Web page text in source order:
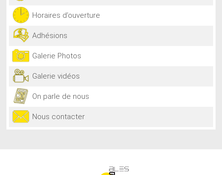
Horaires d’ouverture
Adhésions
Galerie Photos
Galerie vidéos
On parle de nous
Nous contacter